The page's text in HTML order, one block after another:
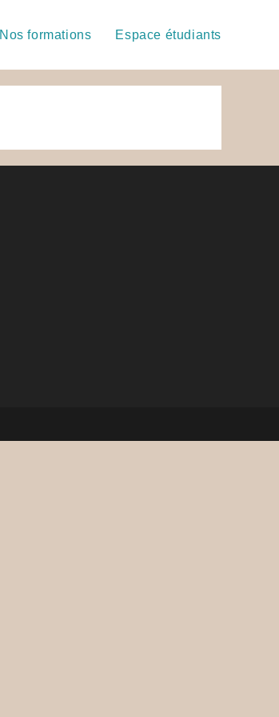
Nos formations Espace étudiants